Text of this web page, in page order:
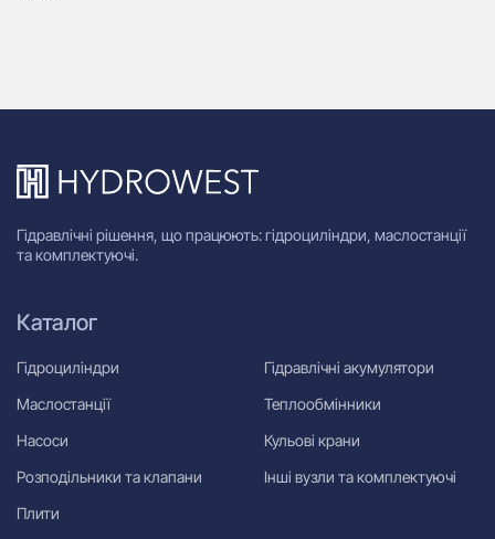
Гідравлічні рішення, що працюють: гідроциліндри, маслостанції
та комплектуючі.
Каталог
Гідроциліндри
Маслостанції
Насоси
Розподільники та клапани
Плити
Гідравлічні акумулятори
Теплообмінники
Кульові крани
Інші вузли та комплектуючі